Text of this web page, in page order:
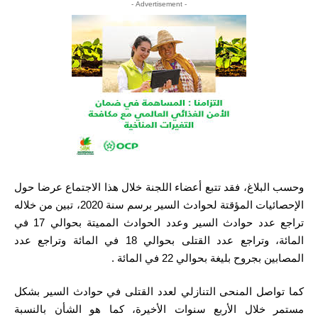
- Advertisement -
وحسب البلاغ، فقد تتبع أعضاء اللجنة خلال هذا الاجتماع عرضا حول
الإحصائيات المؤقتة لحوادث السير برسم سنة 2020، تبين من خلاله
تراجع عدد حوادث السير وعدد الحوادث المميتة بحوالي 17 في
المائة، وتراجع عدد القتلى بحوالي 18 في المائة وتراجع عدد
المصابين بجروح بليغة بحوالي 22 في المائة .
كما تواصل المنحى التنازلي لعدد القتلى في حوادث السير بشكل
مستمر خلال الأربع سنوات الأخيرة، كما هو الشأن بالنسبة